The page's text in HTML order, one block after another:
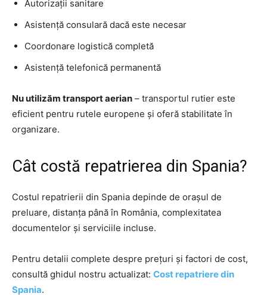
Autorizații sanitare
Asistență consulară dacă este necesar
Coordonare logistică completă
Asistență telefonică permanentă
Nu utilizăm transport aerian – transportul rutier este
eficient pentru rutele europene și oferă stabilitate în
organizare.
Cât costă repatrierea din Spania?
Costul repatrierii din Spania depinde de orașul de
preluare, distanța până în România, complexitatea
documentelor și serviciile incluse.
Pentru detalii complete despre prețuri și factori de cost,
consultă ghidul nostru actualizat: Cost repatriere din
Spania.